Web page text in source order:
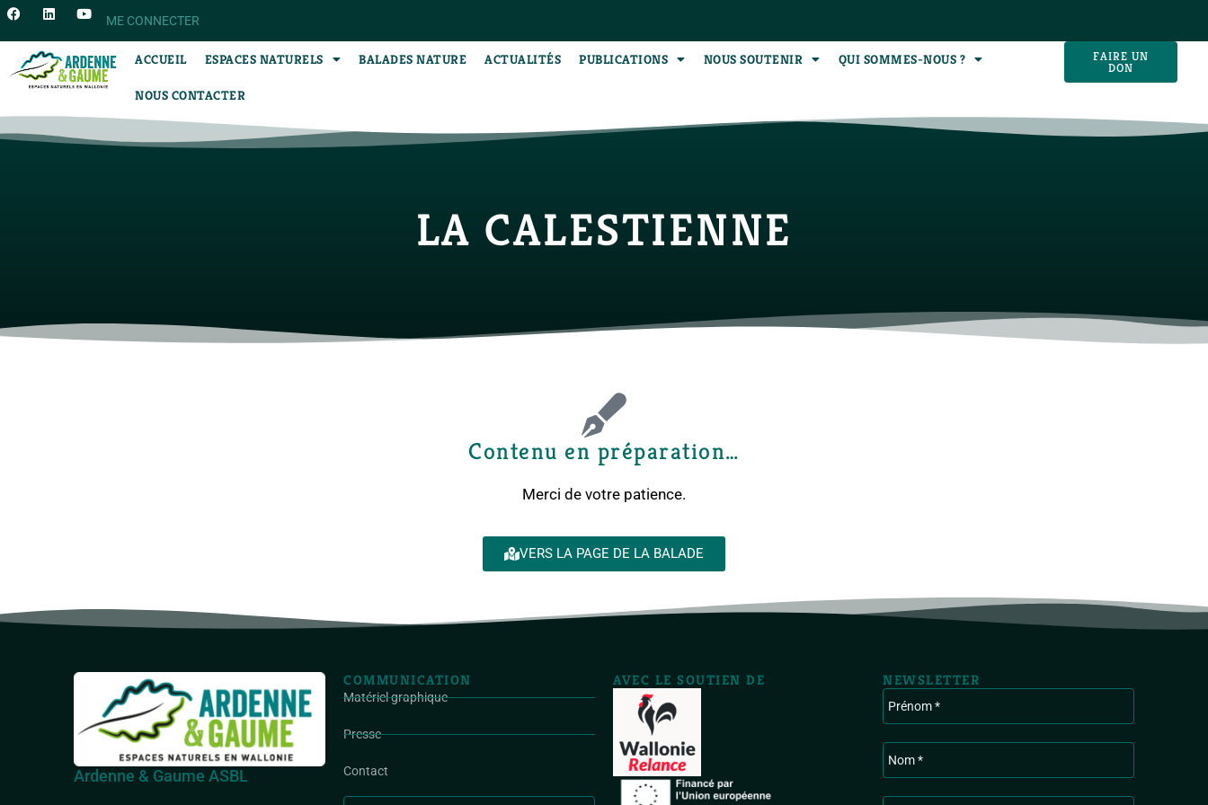
ME CONNECTER
ACCUEIL ESPACES NATURELS BALADES NATURE ACTUALITÉS PUBLICATIONS NOUS SOUTENIR QUI SOMMES-NOUS ?
NOUS CONTACTER
FAIRE UN
DON
LA CALESTIENNE
Contenu en préparation…
Merci de votre patience.
VERS LA PAGE DE LA BALADE
Ardenne & Gaume ASBL
COMMUNICATION
Matériel graphique
Presse
Contact
AVEC LE SOUTIEN DE NEWSLETTER